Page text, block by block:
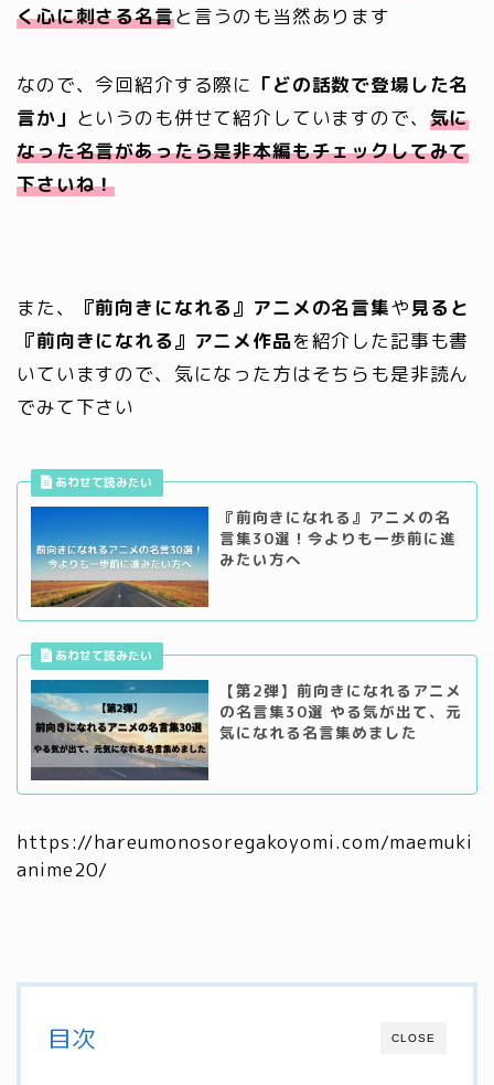
く心に刺さる名言と言うのも当然あります
なので、今回紹介する際に 「どの話数で登場した名
言か」 というのも併せて紹介していますので、 気に
なった名言があったら是非本編もチェックしてみて
下さいね！
また、 『前向きになれる』アニメの名言集や見ると
『前向きになれる』アニメ作品を紹介した記事も書
いていますので、気になった方はそちらも是非読ん
でみて下さい
『前向きになれる』アニメの名
言集30選！今よりも一歩前に進
みたい方へ
【第2弾】前向きになれるアニメ
の名言集30選 やる気が出て、元
気になれる名言集めました
https://hareumonosoregakoyomi.com/maemuki
anime20/
CLOSE
目次